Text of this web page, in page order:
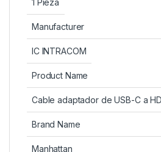
Manufacturer
IC INTRACOM
Product Name
Cable adaptador de USB-C a
Brand Name
Manhattan